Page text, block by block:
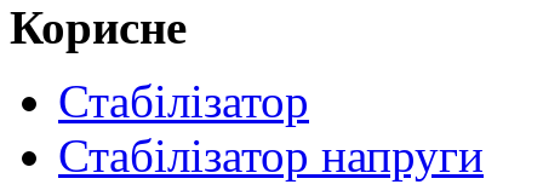
Корисне
Стабілізатор
Стабілізатор напруги